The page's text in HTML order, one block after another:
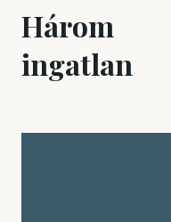
Három
ingatlan